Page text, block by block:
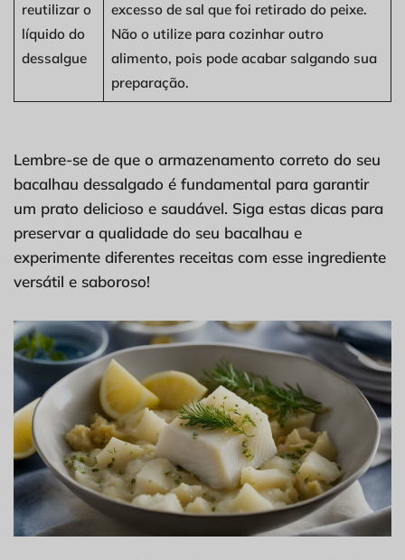
reutilizar o
líquido do
dessalgue
excesso de sal que foi retirado do peixe.
Não o utilize para cozinhar outro
alimento, pois pode acabar salgando sua
preparação.
Lembre-se de que o armazenamento correto do seu
bacalhau dessalgado é fundamental para garantir
um prato delicioso e saudável. Siga estas dicas para
preservar a qualidade do seu bacalhau e
experimente diferentes receitas com esse ingrediente
versátil e saboroso!